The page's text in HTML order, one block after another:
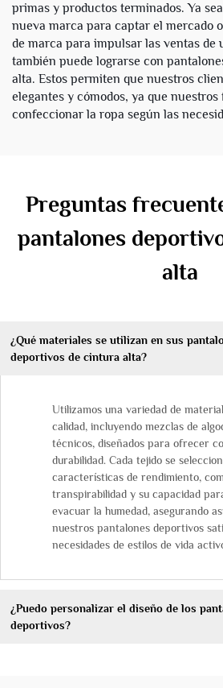
primas y productos terminados. Ya
nueva marca para captar el mercado
de marca para impulsar las ventas de
también puede lograrse con
alta. Estos permiten que nuestros
elegantes y cómodos, ya que
confeccionar la ropa según las
Preguntas
pantalones
alta
¿Qué materiales se utilizan en sus
deportivos de cintura alta?
Utilizamos una variedad de
calidad, incluyendo mezclas de
técnicos, diseñados para ofrecer
durabilidad. Cada tejido se
características de rendimiento,
transpirabilidad y su capacidad
evacuar la humedad, asegurando
nuestros pantalones deportivos
necesidades de estilos de vida
¿Puedo personalizar el diseño de los
deportivos?